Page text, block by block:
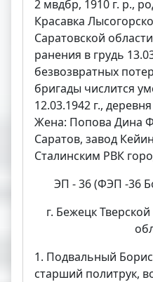
2 мвдбр, 1910 г. р.,
Красавка
Саратовской
ранения в грудь
безвозвратных
бригады числится
12.03.1942 г.,
Жена: Попова Дина
Саратов, завод
Сталинским РВК
ЭП - 36 (ФЭП -36
г. Бежецк
1. Подвальный
старший политрук,